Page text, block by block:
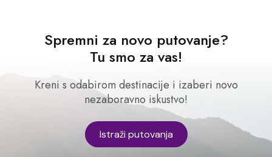
Spremni za novo putovanje?
Tu smo za vas!
Kreni s odabirom destinacije i izaberi novo
nezaboravno iskustvo!
Istraži putovanja